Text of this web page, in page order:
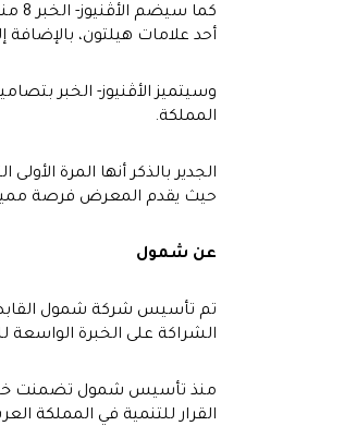
أحد علامات هيلتون، بالإضافة
وسيتميز الأڤنيوز- الخبر
المملكة.
الجدير بالذكر أنها المرة
حيث يقدم المعرض فرصة مميزة
عن شمول
الشراكة على الخبرة
منذ تأسيس شمول تضمنت خطط
القرار للتنمية في المملكة